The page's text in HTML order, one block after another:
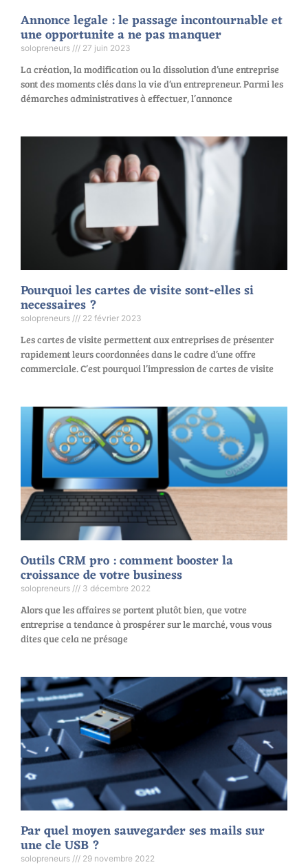
Annonce legale : le passage incontournable et
une opportunite a ne pas manquer
solopreneurs 27 juin 2023
La création, la modification ou la dissolution d’une entreprise
sont des moments clés dans la vie d’un entrepreneur. Parmi les
démarches administratives à effectuer, l’annonce
Pourquoi les cartes de visite sont-elles si
necessaires ?
solopreneurs 22 février 2023
Les cartes de visite permettent aux entreprises de présenter
rapidement leurs coordonnées dans le cadre d’une offre
commerciale. C’est pourquoi l’impression de cartes de visite
Outils CRM pro : comment booster la
croissance de votre business
solopreneurs 3 décembre 2022
Alors que les affaires se portent plutôt bien, que votre
entreprise a tendance à prospérer sur le marché, vous vous
dites que cela ne présage
Par quel moyen sauvegarder ses mails sur
une cle USB ?
solopreneurs 29 novembre 2022